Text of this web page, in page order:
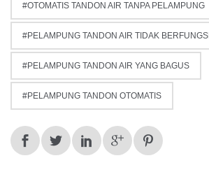
OTOMATIS TANDON AIR TANPA PELAMPUNG
PELAMPUNG TANDON AIR TIDAK BERFUNGSI
PELAMPUNG TANDON AIR YANG BAGUS
PELAMPUNG TANDON OTOMATIS